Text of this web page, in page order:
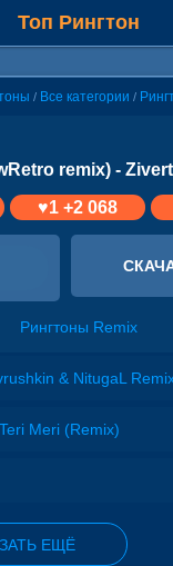
Топ Рингтон
/ Все категории /
remix) -
♥1 +2 068
Рингтоны Remix
& NitugaL
Meri (Remix)
ЕЩЁ